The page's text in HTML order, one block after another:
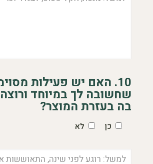
10. האם יש פעילות
שחשובה לך במיוחד
בה בעזרת המוצר?
כן לא